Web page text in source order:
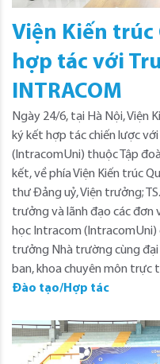
Viện Kiến trúc
hợp tác với
INTRACOM
Ngày 24/6, tại Hà Nội, Viện
ký kết hợp tác chiến lược
(IntracomUni) thuộc Tập
kết, về phía Viện Kiến trúc
thư Đảng uỷ, Viện trưởng;
trưởng và lãnh đạo các đơn
học Intracom (IntracomUni)
trưởng Nhà trường cùng đại
ban, khoa chuyên môn trực
Đào tạo/Hợp tác